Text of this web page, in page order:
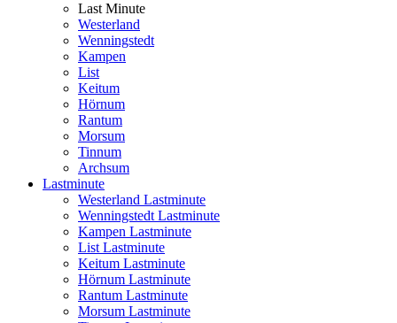
Last Minute
Westerland
Wenningstedt
Kampen
List
Keitum
Hörnum
Rantum
Morsum
Tinnum
Archsum
Lastminute
Westerland Lastminute
Wenningstedt Lastminute
Kampen Lastminute
List Lastminute
Keitum Lastminute
Hörnum Lastminute
Rantum Lastminute
Morsum Lastminute